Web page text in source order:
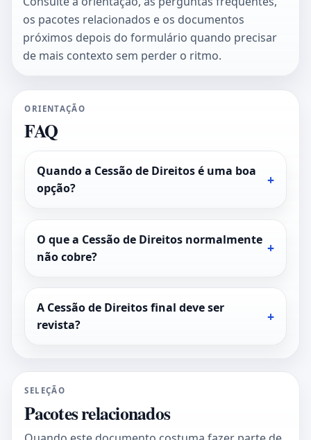
os pacotes relacionados e os documentos
próximos depois do formulário quando precisar
de mais contexto sem perder o ritmo.
ORIENTAÇÃO
FAQ
Quando a Cessão de Direitos é uma boa
opção?
O que a Cessão de Direitos normalmente
não cobre?
A Cessão de Direitos final deve ser
revista?
SELEÇÃO
Pacotes relacionados